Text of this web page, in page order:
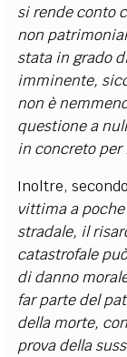
si rende conto
non
stata in grado
imminente,
non è
questione a
in concreto per
Inoltre,
vittima a
stradale, il
catastrofale
di danno
far parte del
della morte,
prova della